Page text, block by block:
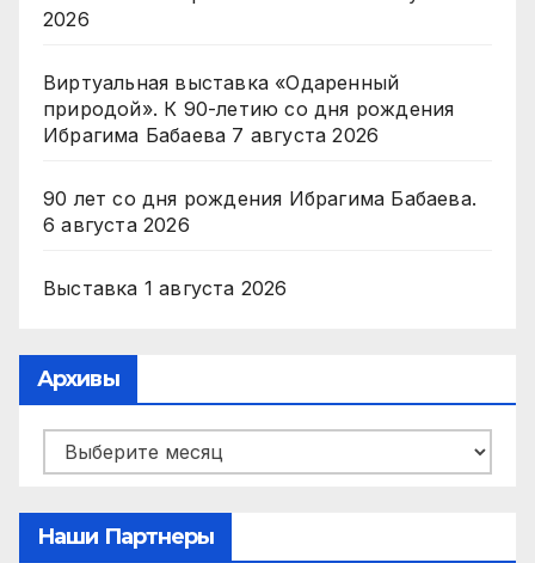
2026
Виртуальная выставка «Одаренный
природой». К 90-летию со дня рождения
Ибрагима Бабаева 7 августа 2026
90 лет со дня рождения Ибрагима Бабаева.
6 августа 2026
Выставка 1 августа 2026
Архивы
Архивы
Наши Партнеры